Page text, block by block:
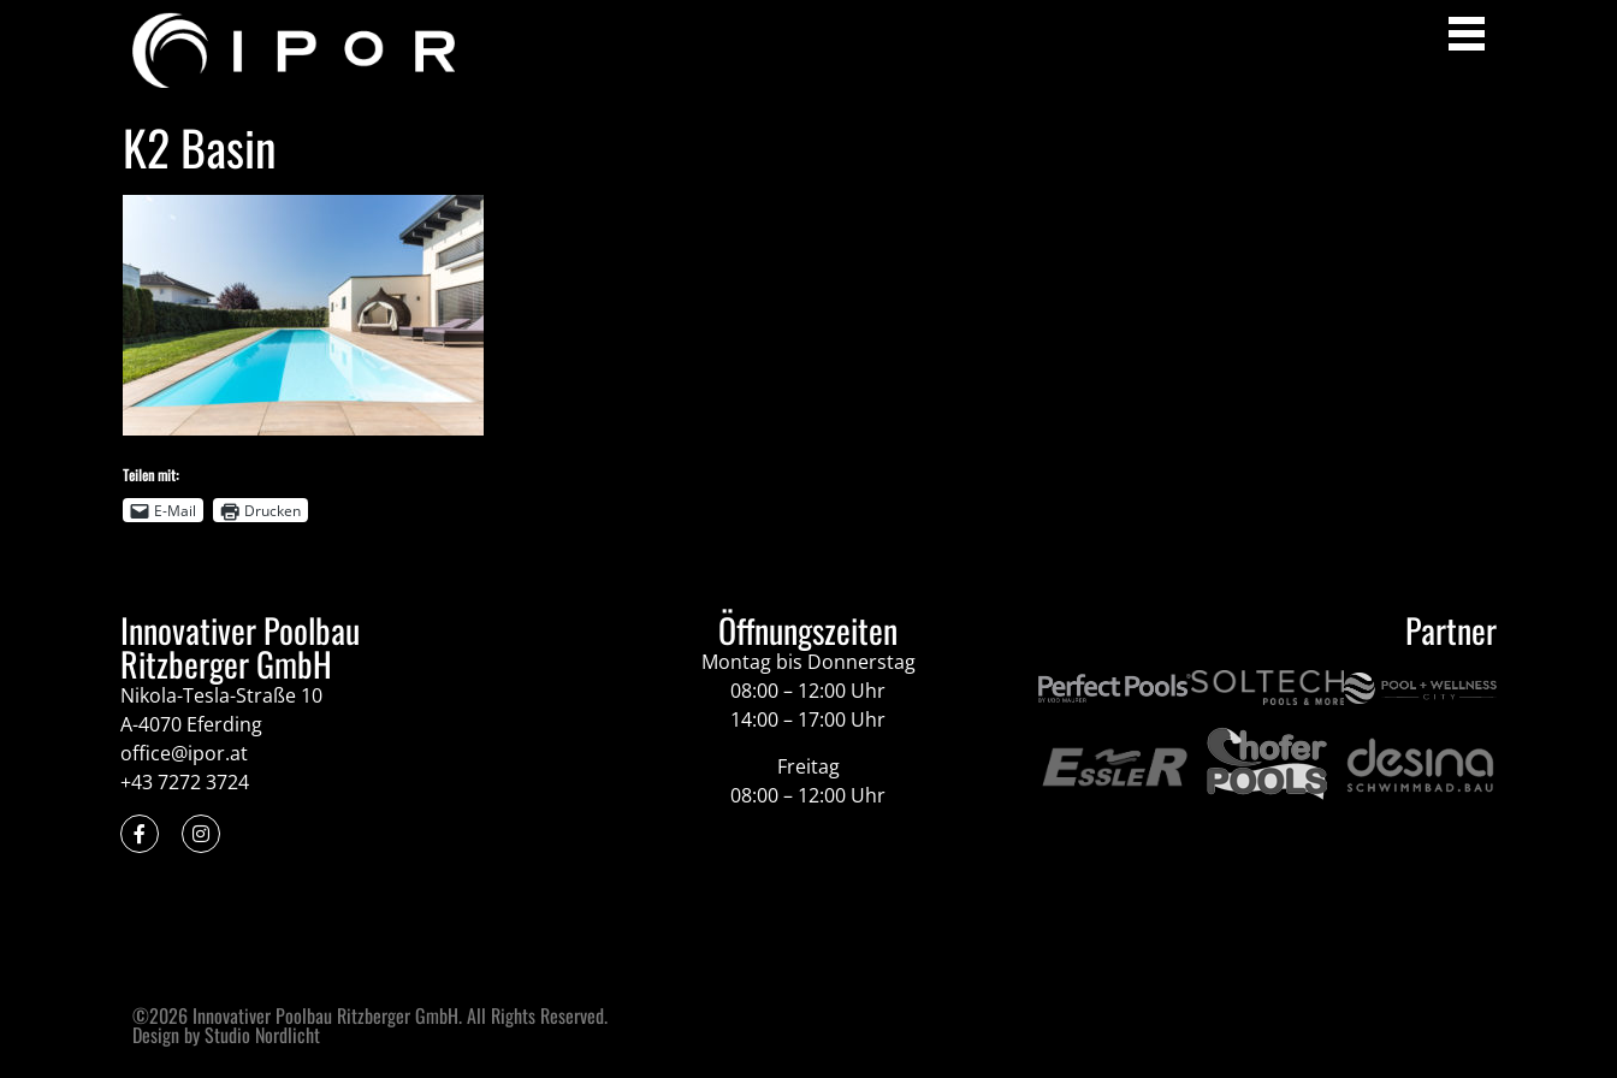
K2 Basin
Teilen mit:
E-Mail
Drucken
Innovativer Poolbau
Ritzberger GmbH
Nikola-Tesla-Straße 10
A-4070 Eferding
office@ipor.at
+43 7272 3724
Öffnungszeiten
Montag bis Donnerstag
08:00 – 12:00 Uhr
14:00 – 17:00 Uhr
Freitag
08:00 – 12:00 Uhr
Partner
©2026 Innovativer Poolbau Ritzberger GmbH. All Rights Reserved.
Design by Studio Nordlicht